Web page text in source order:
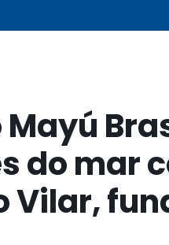
Mayú
do mar
Vilar,